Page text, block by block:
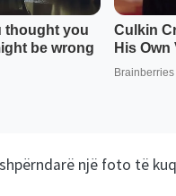
një foto të